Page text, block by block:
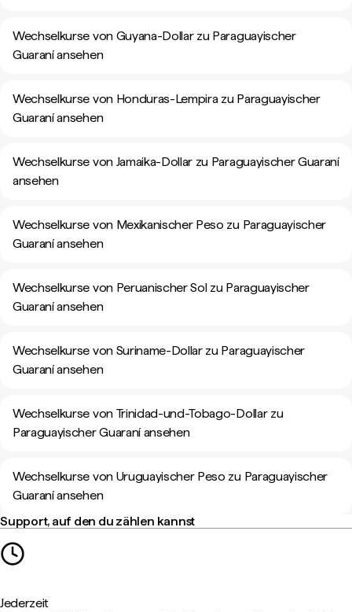
Wechselkurse von Guyana-Dollar zu Paraguayischer
Guaraní ansehen
Wechselkurse von Honduras-Lempira zu Paraguayischer
Guaraní ansehen
Wechselkurse von Jamaika-Dollar zu Paraguayischer Guaraní
ansehen
Wechselkurse von Mexikanischer Peso zu Paraguayischer
Guaraní ansehen
Wechselkurse von Peruanischer Sol zu Paraguayischer
Guaraní ansehen
Wechselkurse von Suriname-Dollar zu Paraguayischer
Guaraní ansehen
Wechselkurse von Trinidad-und-Tobago-Dollar zu
Paraguayischer Guaraní ansehen
Wechselkurse von Uruguayischer Peso zu Paraguayischer
Guaraní ansehen
Support, auf den du zählen kannst
Jederzeit